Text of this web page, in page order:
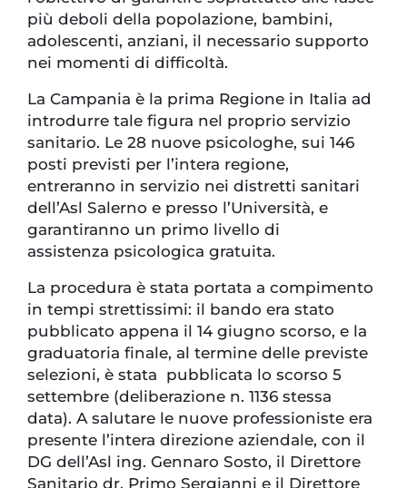
più deboli della popolazione, bambini,
adolescenti, anziani, il necessario supporto
nei momenti di difficoltà.
La Campania è la prima Regione in Italia ad
introdurre tale figura nel proprio servizio
sanitario. Le 28 nuove psicologhe, sui 146
posti previsti per l’intera regione,
entreranno in servizio nei distretti sanitari
dell’Asl Salerno e presso l’Università, e
garantiranno un primo livello di
assistenza psicologica gratuita.
La procedura è stata portata a compimento
in tempi strettissimi: il bando era stato
pubblicato appena il 14 giugno scorso, e la
graduatoria finale, al termine delle previste
selezioni, è stata pubblicata lo scorso 5
settembre (deliberazione n. 1136 stessa
data). A salutare le nuove professioniste era
presente l’intera direzione aziendale, con il
DG dell’Asl ing. Gennaro Sosto, il Direttore
Sanitario dr. Primo Sergianni e il Direttore